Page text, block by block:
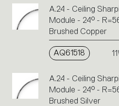
A.24 - Ceiling
Module - 24° -
Brushed Copper
AQ61518
A.24 - Ceiling
Module - 24° -
Brushed Silver